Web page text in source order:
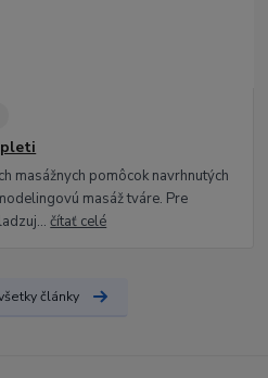
pleti
masážnych pomôcok navrhnutých
masáž tváre. Pre
čítať celé
články